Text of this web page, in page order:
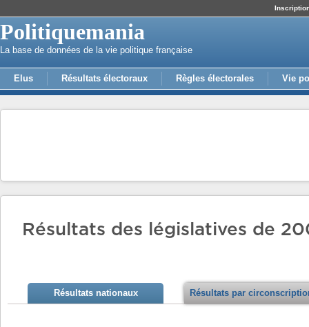
Politiquemania
La base de données de la vie politique française
Elus Résultats électoraux Règles électorales Vie
Résultats des législatives de
Résultats nationaux Résultats par